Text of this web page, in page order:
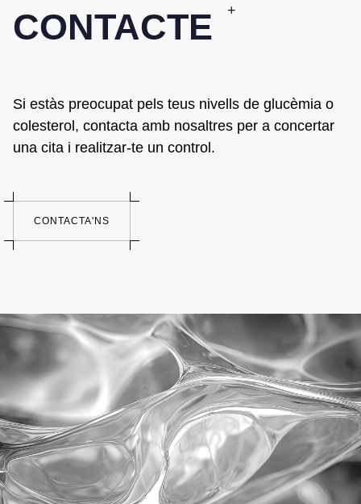
CONTACTE +
Si estàs preocupat pels teus nivells de glucèmia o
colesterol, contacta amb nosaltres per a concertar
una cita i realitzar-te un control.
CONTACTA'NS